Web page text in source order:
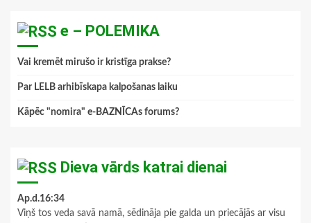
e – POLEMIKA
Vai kremēt mirušo ir kristīga prakse?
Par LELB arhibīskapa kalpošanas laiku
Kāpēc "nomira" e-BAZNĪCAs forums?
Dieva vārds katrai dienai
Ap.d.16:34
Viņš tos veda savā namā, sēdināja pie galda un priecājās ar visu